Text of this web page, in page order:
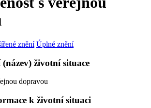
znění Úplné znění
životní situace
dopravou
k životní situaci